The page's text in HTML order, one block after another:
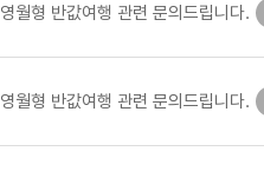
영월형 반값여행 관련 문의드립니다.
영월형 반값여행 관련 문의드립니다.